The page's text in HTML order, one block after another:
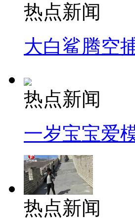
热点新闻
大白鲨腾空
热点新闻
一岁宝宝爱
热点新闻